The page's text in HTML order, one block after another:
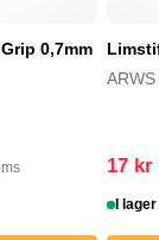
0,7mm
ARWS
17 kr
I lager